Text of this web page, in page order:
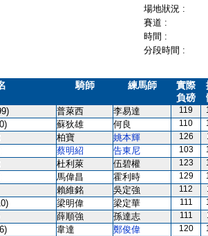
場地狀況 :
賽道 :
時間 :
分段時間 :
騎師 練馬師
實際
負磅
普萊西 李易達 119
蘇狄雄 何良 110
柏寶 姚本輝 126
蔡明紹 告東尼 103
杜利萊 伍碧權 123
馬偉昌 霍利時 129
賴維銘 吳定強 112
梁明偉 梁定華 111
薛順強 孫達志 111
韋達 鄭俊偉 120